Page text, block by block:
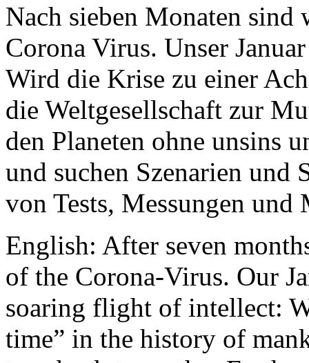
Nach sieben Monaten
Corona Virus. Unser
Wird die Krise zu einer
die Weltgesellschaft zur
den Planeten ohne unsins
und suchen Szenarien und
von Tests, Messungen und
English: After seven
of the Corona-Virus. Our
soaring flight of intellect:
time” in the history of